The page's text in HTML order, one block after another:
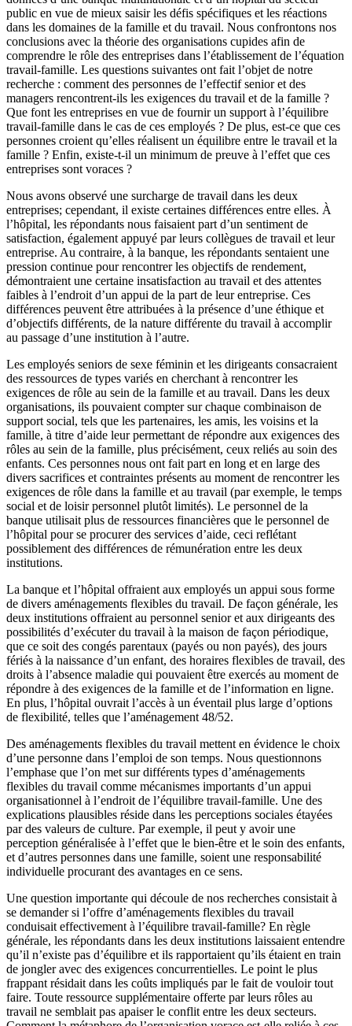
public en vue de mieux saisir les défis spécifiques et les réactions
dans les domaines de la famille et du travail. Nous confrontons nos
conclusions avec la théorie des organisations cupides afin de
comprendre le rôle des entreprises dans l’établissement de l’équation
travail-famille. Les questions suivantes ont fait l’objet de notre
recherche : comment des personnes de l’effectif senior et des
managers rencontrent-ils les exigences du travail et de la famille ?
Que font les entreprises en vue de fournir un support à l’équilibre
travail-famille dans le cas de ces employés ? De plus, est-ce que ces
personnes croient qu’elles réalisent un équilibre entre le travail et la
famille ? Enfin, existe-t-il un minimum de preuve à l’effet que ces
entreprises sont voraces ?
Nous avons observé une surcharge de travail dans les deux
entreprises; cependant, il existe certaines différences entre elles. À
l’hôpital, les répondants nous faisaient part d’un sentiment de
satisfaction, également appuyé par leurs collègues de travail et leur
entreprise. Au contraire, à la banque, les répondants sentaient une
pression continue pour rencontrer les objectifs de rendement,
démontraient une certaine insatisfaction au travail et des attentes
faibles à l’endroit d’un appui de la part de leur entreprise. Ces
différences peuvent être attribuées à la présence d’une éthique et
d’objectifs différents, de la nature différente du travail à accomplir
au passage d’une institution à l’autre.
Les employés seniors de sexe féminin et les dirigeants consacraient
des ressources de types variés en cherchant à rencontrer les
exigences de rôle au sein de la famille et au travail. Dans les deux
organisations, ils pouvaient compter sur chaque combinaison de
support social, tels que les partenaires, les amis, les voisins et la
famille, à titre d’aide leur permettant de répondre aux exigences des
rôles au sein de la famille, plus précisément, ceux reliés au soin des
enfants. Ces personnes nous ont fait part en long et en large des
divers sacrifices et contraintes présents au moment de rencontrer les
exigences de rôle dans la famille et au travail (par exemple, le temps
social et de loisir personnel plutôt limités). Le personnel de la
banque utilisait plus de ressources financières que le personnel de
l’hôpital pour se procurer des services d’aide, ceci reflétant
possiblement des différences de rémunération entre les deux
institutions.
La banque et l’hôpital offraient aux employés un appui sous forme
de divers aménagements flexibles du travail. De façon générale, les
deux institutions offraient au personnel senior et aux dirigeants des
possibilités d’exécuter du travail à la maison de façon périodique,
que ce soit des congés parentaux (payés ou non payés), des jours
fériés à la naissance d’un enfant, des horaires flexibles de travail, des
droits à l’absence maladie qui pouvaient être exercés au moment de
répondre à des exigences de la famille et de l’information en ligne.
En plus, l’hôpital ouvrait l’accès à un éventail plus large d’options
de flexibilité, telles que l’aménagement 48/52.
Des aménagements flexibles du travail mettent en évidence le choix
d’une personne dans l’emploi de son temps. Nous questionnons
l’emphase que l’on met sur différents types d’aménagements
flexibles du travail comme mécanismes importants d’un appui
organisationnel à l’endroit de l’équilibre travail-famille. Une des
explications plausibles réside dans les perceptions sociales étayées
par des valeurs de culture. Par exemple, il peut y avoir une
perception généralisée à l’effet que le bien-être et le soin des enfants,
et d’autres personnes dans une famille, soient une responsabilité
individuelle procurant des avantages en ce sens.
Une question importante qui découle de nos recherches consistait à
se demander si l’offre d’aménagements flexibles du travail
conduisait effectivement à l’équilibre travail-famille? En règle
générale, les répondants dans les deux institutions laissaient entendre
qu’il n’existe pas d’équilibre et ils rapportaient qu’ils étaient en train
de jongler avec des exigences concurrentielles. Le point le plus
frappant résidait dans les coûts impliqués par le fait de vouloir tout
faire. Toute ressource supplémentaire offerte par leurs rôles au
travail ne semblait pas apaiser le conflit entre les deux secteurs.